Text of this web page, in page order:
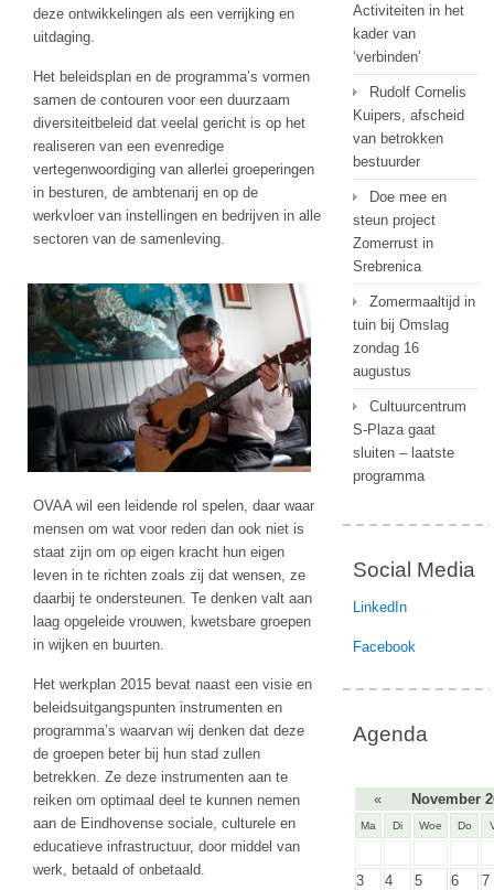
deze ontwikkelingen als een verrijking en
uitdaging.
Het beleidsplan en de programma’s vormen
samen de contouren voor een duurzaam
diversiteitbeleid dat veelal gericht is op het
realiseren van een evenredige
vertegenwoordiging van allerlei groeperingen
in besturen, de ambtenarij en op de
werkvloer van instellingen en bedrijven in alle
sectoren van de samenleving.
OVAA wil een leidende rol spelen, daar waar
mensen om wat voor reden dan ook niet is
staat zijn om op eigen kracht hun eigen
leven in te richten zoals zij dat wensen, ze
daarbij te ondersteunen. Te denken valt aan
laag opgeleide vrouwen, kwetsbare groepen
in wijken en buurten.
Het werkplan 2015 bevat naast een visie en
beleidsuitgangspunten instrumenten en
programma’s waarvan wij denken dat deze
de groepen beter bij hun stad zullen
betrekken. Ze deze instrumenten aan te
reiken om optimaal deel te kunnen nemen
aan de Eindhovense sociale, culturele en
educatieve infrastructuur, door middel van
werk, betaald of onbetaald.
Activiteiten in het
kader van
‘verbinden’
Rudolf Cornelis
Kuipers, afscheid
van betrokken
bestuurder
Doe mee en
steun project
Zomerrust in
Srebrenica
Zomermaaltijd in
tuin bij Omslag
zondag 16
augustus
Cultuurcentrum
S-Plaza gaat
sluiten – laatste
programma
Social Media
LinkedIn
Facebook
Agenda
« November
Ma Di Woe Do
3 4 5 6
7